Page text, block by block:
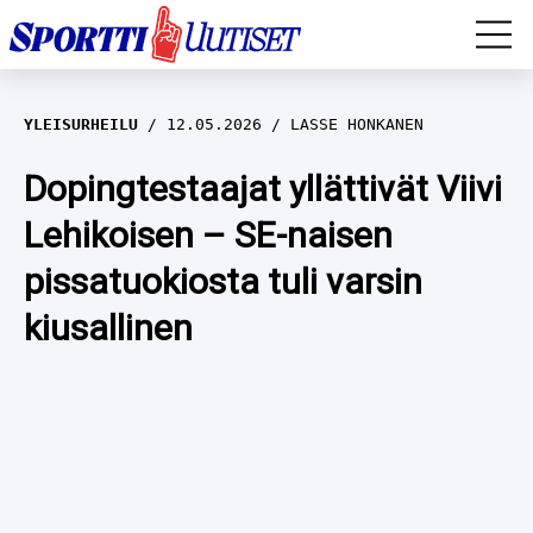
EM-YLEISURHEILU
JÄÄKIEKKO
YLEISURHEILU
WILMA HELTELÄ
TALVILAJIT
YLEISURHEILU 12.05.2026 LASSE HONKANEN
Dopingtestaajat yllättivät Viivi
Lehikoisen – SE-naisen
pissatuokiosta tuli varsin
kiusallinen